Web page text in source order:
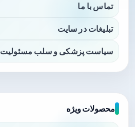
تماس با ما
تبلیغات در سایت
سیاست پزشکی و سلب مسئولیت
محصولات ویژه